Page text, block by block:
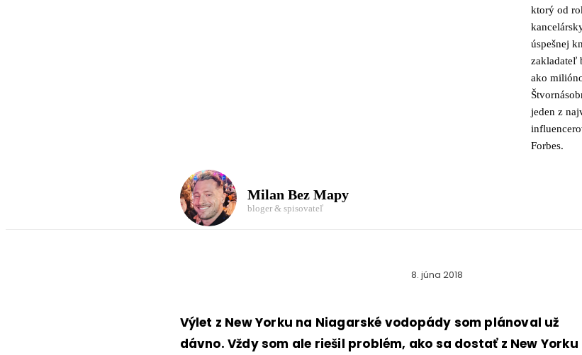
ktorý od
úspešnej
zakladateľ
ako
jeden z
Forbes.
Milan Bez Mapy
bloger & spisovateľ
8. júna 2018
Výlet z New Yorku na Niagarské vodopády som plánoval už
dávno. Vždy som ale riešil problém, ako sa dostať z New Yorku